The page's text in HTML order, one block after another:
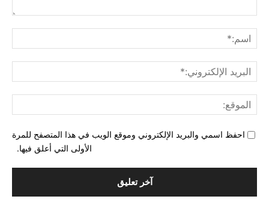
احفظ اسمي والبريد الإلكتروني وموقع الويب في هذا المتصفح للمرة
الأولى التي أعلق فيها.